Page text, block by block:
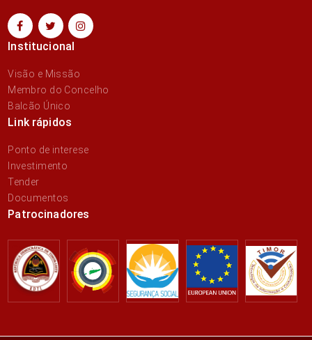
Institucional
Visão e Missão
Membro do Concelho
Balcão Único
Link rápidos
Ponto de interese
Investimento
Tender
Documentos
Patrocinadores